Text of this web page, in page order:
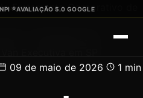
·⭐AVALIAÇÃO 5.0 GOOGLE
Fretamento Corporativo de
09 de maio de 2026
1 min